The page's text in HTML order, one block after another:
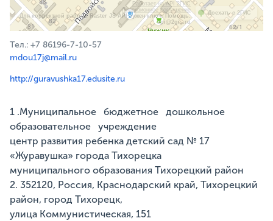
Работает на API 2ГИС
Лицензионное соглашение
Для корректной работы Raster JS API нужен ключ. Помощь:
api@2gis.ru
Доехать с 2ГИС
Тел.: +7 86196-7-10-57
mdou17j@mail.ru
http://guravushka17.edusite.ru
1 .Муниципальное бюджетное дошкольное
образовательное учреждение
центр развития ребенка детский сад № 17
«Журавушка» города Тихорецка
муниципального образования Тихорецкий район
2. 352120, Россия, Краснодарский край, Тихорецкий
район, город Тихорецк,
улица Коммунистическая, 151